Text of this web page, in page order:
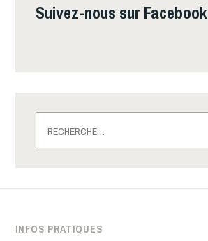
Suivez-nous sur Facebook
INFOS PRATIQUES